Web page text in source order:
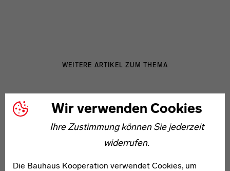
Wir verwenden Cookies
Ihre Zustimmung können Sie jederzeit
widerrufen.
Die Bauhaus Kooperation verwendet Cookies, um
WEITERE ARTIKEL ZUM THEMA
Erich Comeriner
1907–1978